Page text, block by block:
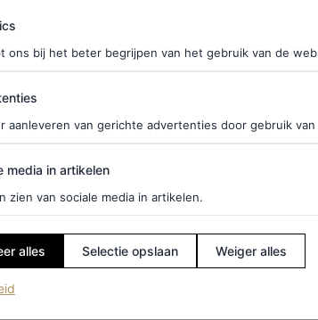
het festival van 1974 aan in een paillettenjurk
ons bij het beter begrijpen van het gebruik van de
aanleveren van gerichte advertenties door gebruik van
in artikelen
media in artikelen
zien van sociale media in artikelen.
alles Selectie opslaan Weiger alles